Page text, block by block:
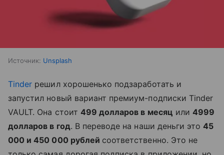
Источник: Unsplash
Tinder решил хорошенько подзаработать и
запустил новый вариант премиум-подписки Tinder
VAULT. Она стоит 499 долларов в месяц или4999
долларов в год. В переводе на наши деньги это45
000 и 450 000 рублей соответственно. Это не